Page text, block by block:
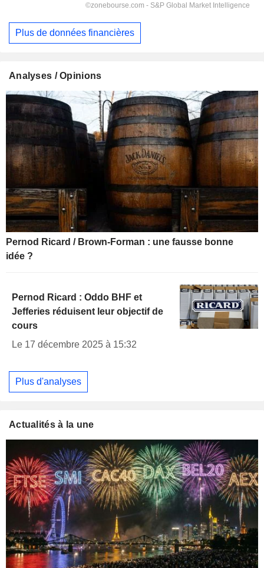
Plus de données financières
Analyses / Opinions
Pernod Ricard / Brown-Forman : une fausse bonne
idée ?
Pernod Ricard : Oddo BHF et
Jefferies réduisent leur objectif de
cours
Le 17 décembre 2025 à 15:32
Plus d'analyses
Actualités à la une